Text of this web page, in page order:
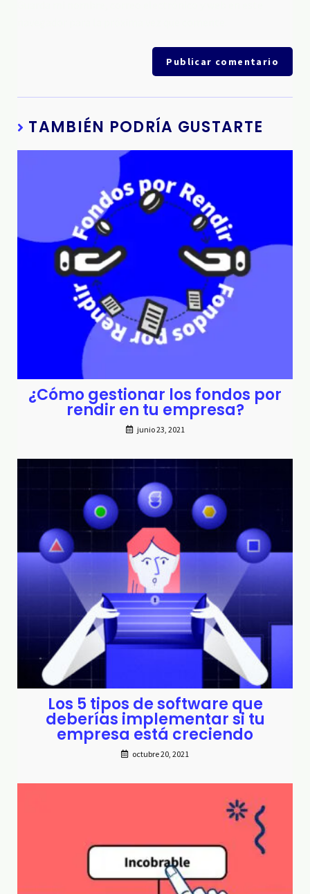
TAMBIÉN PODRÍA GUSTARTE
¿Cómo gestionar los fondos por
rendir en tu empresa?
junio 23, 2021
Los 5 tipos de software que
deberías implementar si tu
empresa está creciendo
octubre 20, 2021